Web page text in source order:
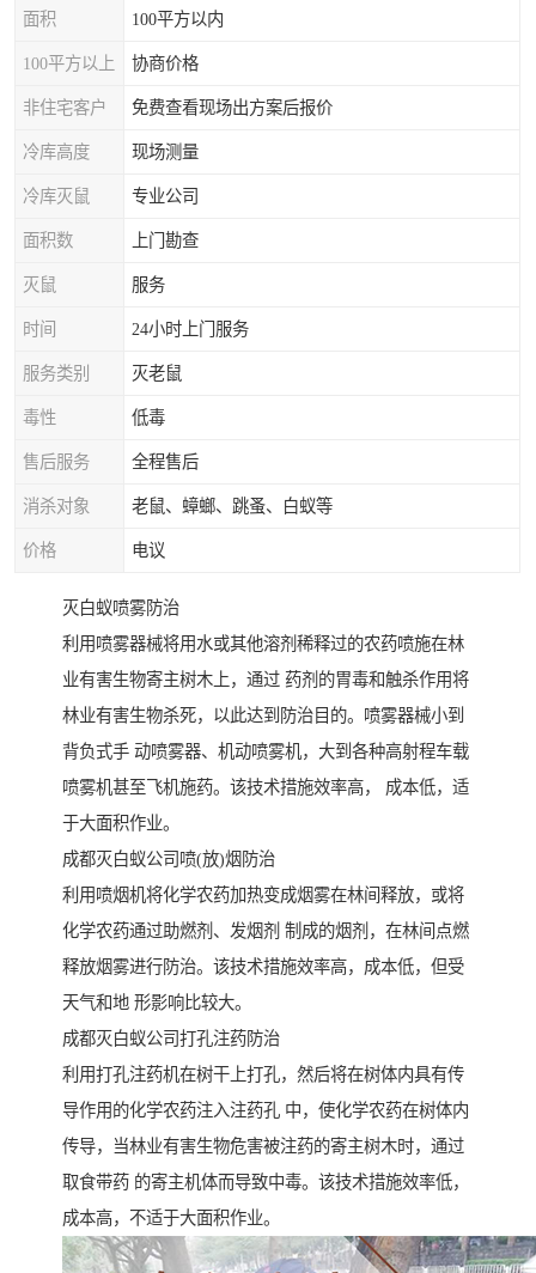
面积 100平方以内
100平方以上 协商价格
非住宅客户 免费查看现场出方案后报价
冷库高度 现场测量
冷库灭鼠 专业公司
面积数 上门勘查
灭鼠 服务
时间 24小时上门服务
服务类别 灭老鼠
毒性 低毒
售后服务 全程售后
消杀对象 老鼠、蟑螂、跳蚤、白蚁等
价格 电议
灭白蚁喷雾防治
利用喷雾器械将用水或其他溶剂稀释过的农药喷施在林
业有害生物寄主树木上，通过 药剂的胃毒和触杀作用将
林业有害生物杀死，以此达到防治目的。喷雾器械小到
背负式手 动喷雾器、机动喷雾机，大到各种高射程车载
喷雾机甚至飞机施药。该技术措施效率高， 成本低，适
于大面积作业。
成都灭白蚁公司喷(放)烟防治
利用喷烟机将化学农药加热变成烟雾在林间释放，或将
化学农药通过助燃剂、发烟剂 制成的烟剂，在林间点燃
释放烟雾进行防治。该技术措施效率高，成本低，但受
天气和地 形影响比较大。
成都灭白蚁公司打孔注药防治
利用打孔注药机在树干上打孔，然后将在树体内具有传
导作用的化学农药注入注药孔 中，使化学农药在树体内
传导，当林业有害生物危害被注药的寄主树木时，通过
取食带药 的寄主机体而导致中毒。该技术措施效率低，
成本高，不适于大面积作业。